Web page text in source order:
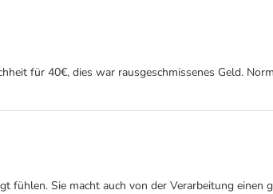
für 40€, dies war rausgeschmissenes Geld.
Sie macht auch von der Verarbeitung einen